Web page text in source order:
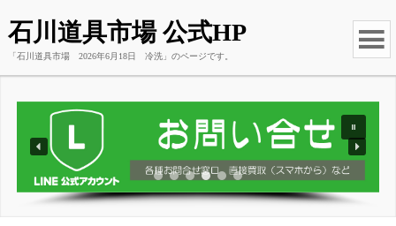
石川道具市場 公式HP
「石川道具市場 2026年6月18日 冷洗」のページです。